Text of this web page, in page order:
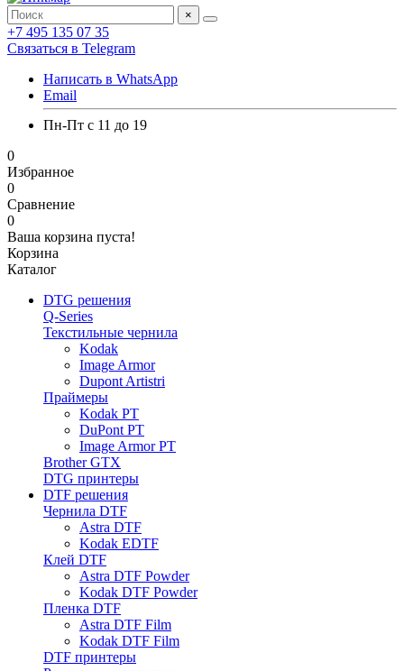
×
+7 495 135 07 35
Связаться в Telegram
Написать в WhatsApp
Email
Пн-Пт с 11 до 19
0
Избранное
0
Сравнение
0
Ваша корзина пуста!
Корзина
Каталог
DTG решения
Q-Series
Текстильные чернила
Kodak
Image Armor
Dupont Artistri
Праймеры
Kodak PT
DuPont PT
Image Armor PT
Brother GTX
DTG принтеры
DTF решения
Чернила DTF
Astra DTF
Kodak EDTF
Клей DTF
Astra DTF Powder
Kodak DTF Powder
Пленка DTF
Astra DTF Film
Kodak DTF Film
DTF принтеры